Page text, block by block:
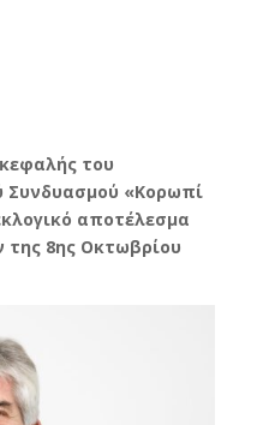
του
Συνδυασμού «Κορωπί
αποτέλεσμα
8ης Οκτωβρίου